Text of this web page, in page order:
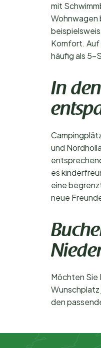
mit
Wohnwagen
Komfort. Auf
häufig als 5-
In
und
es
eine
neue
Möchten Sie
Wunschplatz
den